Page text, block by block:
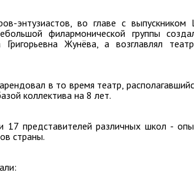
энтузиастов, во главе с выпускником
филармонической группы
Жунёва, а возглавлял
в то время театр,
коллектива на 8 лет.
17 представителей различных школ -
страны.